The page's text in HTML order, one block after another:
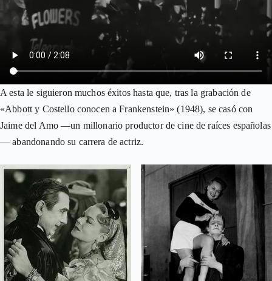
A esta le siguieron muchos éxitos hasta que, tras la grabación de
«Abbott y Costello conocen a Frankenstein» (1948), se casó con
Jaime del Amo —un millonario productor de cine de raíces españolas
— abandonando su carrera de actriz.